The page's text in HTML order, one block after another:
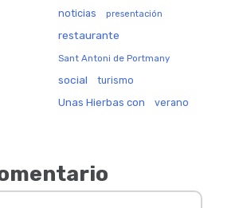
noticias presentación
restaurante
Sant Antoni de Portmany
social turismo
Unas Hierbas con verano